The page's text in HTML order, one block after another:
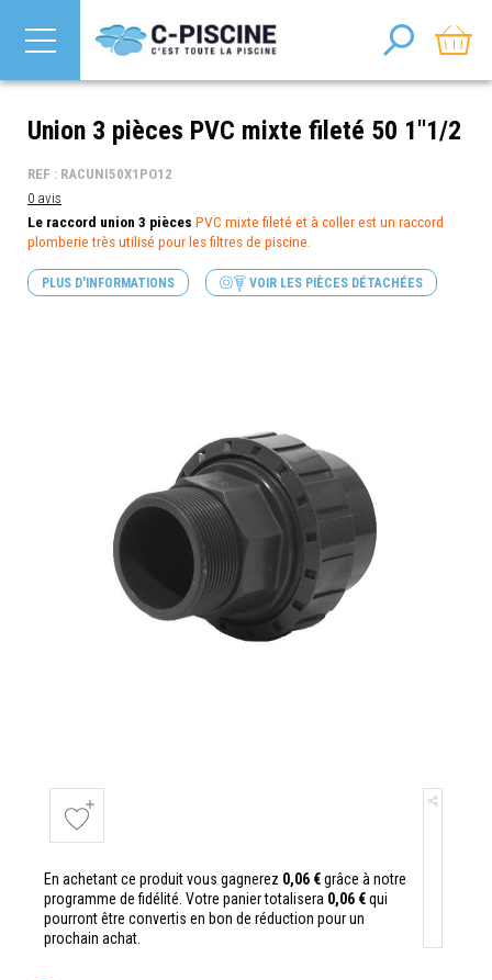
Union 3 pièces PVC mixte fileté 50 1''1/2
0 avis
REF : RACUNI50X1PO12
Le raccord union 3 pièces PVC mixte fileté et à coller est un raccord
plomberie très utilisé pour les filtres de piscine.
PLUS D'INFORMATIONS VOIR LES PIÈCES DÉTACHÉES
En achetant ce produit vous gagnerez 0,06 €grâce à notre
programme de fidélité. Votre panier totalisera 0,06 €qui
pourront être convertis en bon de réduction pour un
prochain achat.